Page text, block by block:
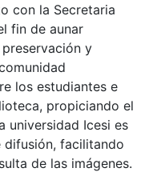
con la Secretaria
fin de aunar
y
los estudiantes e
propiciando el
universidad Icesi es
difusión, facilitando
de las imágenes.